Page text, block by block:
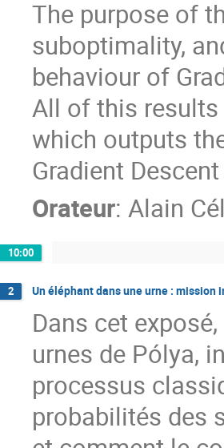
The purpose of
suboptimality,
behaviour of
All of this
which outputs
Gradient
Orateur: Alain
10:00
2 Un éléphant dans une urne : mission
Dans cet
urnes de Pólya,
processus
probabilités des